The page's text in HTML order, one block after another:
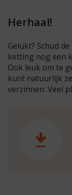
Herhaal!
Gelukt? Schud
ketting nog een
Ook leuk om te
kunt natuurlijk
verzinnen. Veel